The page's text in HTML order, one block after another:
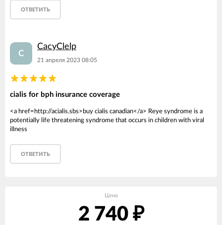
ОТВЕТИТЬ
C
CacyClelp
21 апреля 2023 08:05
cialis for bph insurance coverage
<a href=http://acialis.sbs>buy cialis canadian</a> Reye syndrome is a
potentially life threatening syndrome that occurs in children with viral
illness
ОТВЕТИТЬ
Цена
2 740 ₽